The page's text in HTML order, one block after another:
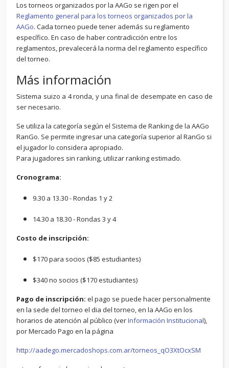
Los torneos organizados por la AAGo se rigen por el
Reglamento general para los torneos organizados por la
AAGo. Cada torneo puede tener además su reglamento
específico. En caso de haber contradicción entre los
reglamentos, prevalecerá la norma del reglamento específico
del torneo.
Más información
Sistema suizo a 4 ronda, y una final de desempate en caso de
ser necesario.
Se utiliza la categoría según el Sistema de Ranking de la AAGo
RanGo. Se permite ingresar una categoría superior al RanGo si
el jugador lo considera apropiado.
Para jugadores sin ranking, utilizar ranking estimado.
Cronograma:
9.30 a 13.30 - Rondas 1 y 2
14.30 a 18.30 - Rondas 3 y 4
Costo de inscripción:
$170 para socios ($85 estudiantes)
$340 no socios ($170 estudiantes)
Pago de inscripción: el pago se puede hacer personalmente
en la sede del torneo el dia del torneo, en la AAGo en los
horarios de atención al público (verInformación Institucional),
por Mercado Pago en la página
http://aadego.mercadoshops.com.ar/torneos_qO3XtOcxSM